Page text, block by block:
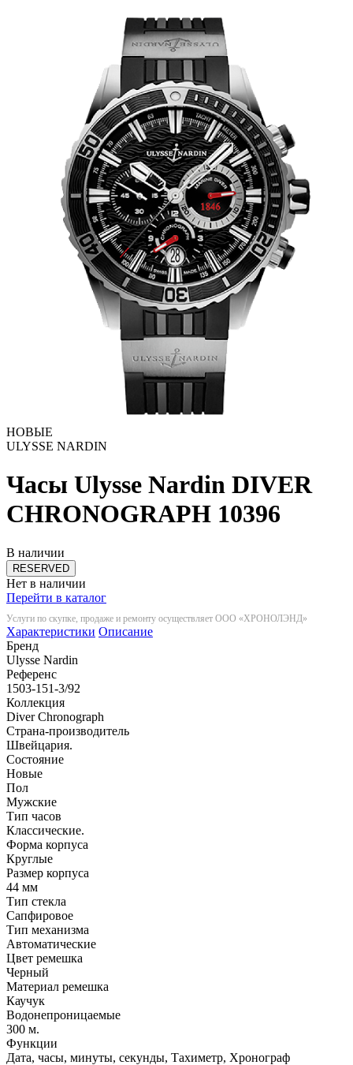
НОВЫЕ
ULYSSE NARDIN
Часы Ulysse Nardin DIVER
CHRONOGRAPH 10396
В наличии
RESERVED
Нет в наличии
Перейти в каталог
Услуги по скупке, продаже и ремонту осуществляет ООО «ХРОНОЛЭНД»
Характеристики Описание
Бренд
Ulysse Nardin
Референс
1503-151-3/92
Коллекция
Diver Chronograph
Страна-производитель
Швейцария.
Состояние
Новые
Пол
Мужские
Тип часов
Классические.
Форма корпуса
Круглые
Размер корпуса
44 мм
Тип стекла
Сапфировое
Тип механизма
Автоматические
Цвет ремешка
Черный
Материал ремешка
Каучук
Водонепроницаемые
300 м.
Функции
Дата, часы, минуты, секунды, Тахиметр, Хронограф